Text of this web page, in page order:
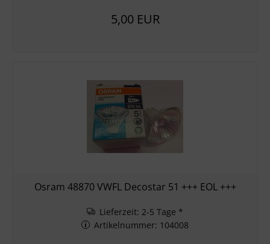
5,00 EUR
Osram 48870 VWFL Decostar 51 +++ EOL +++
Lieferzeit: 2-5 Tage *
Artikelnummer: 104008